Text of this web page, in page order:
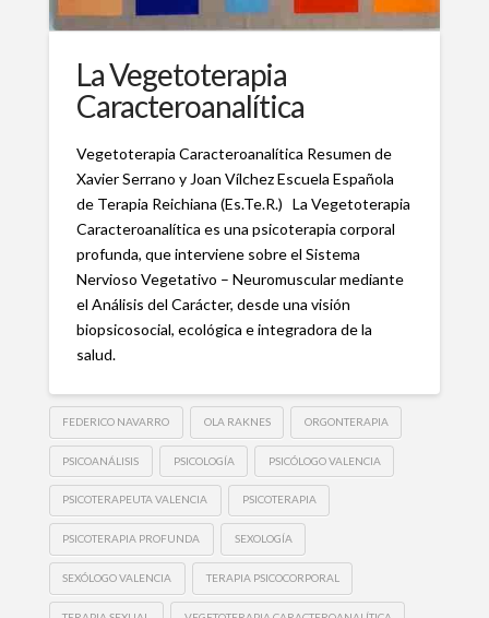
La Vegetoterapia
Caracteroanalítica
Vegetoterapia Caracteroanalítica Resumen de
Xavier Serrano y Joan Vílchez Escuela Española
de Terapia Reichiana (Es.Te.R.) La Vegetoterapia
Caracteroanalítica es una psicoterapia corporal
profunda, que interviene sobre el Sistema
Nervioso Vegetativo – Neuromuscular mediante
el Análisis del Carácter, desde una visión
biopsicosocial, ecológica e integradora de la
salud.
FEDERICO NAVARRO OLA RAKNES ORGONTERAPIA
PSICOANÁLISIS PSICOLOGÍA PSICÓLOGO VALENCIA
PSICOTERAPEUTA VALENCIA PSICOTERAPIA
PSICOTERAPIA PROFUNDA SEXOLOGÍA
SEXÓLOGO VALENCIA TERAPIA PSICOCORPORAL